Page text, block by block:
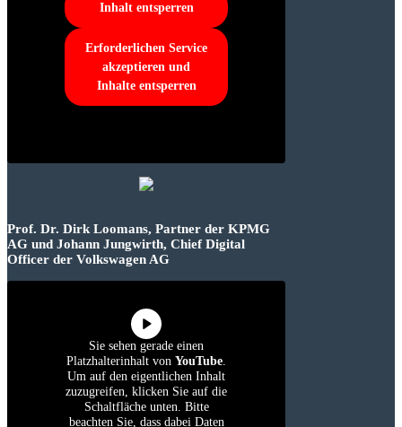
Inhalt entsperren
Erforderlichen Service
akzeptieren und
Inhalte entsperren
Prof. Dr. Dirk Loomans, Partner der KPMG
AG und Johann Jungwirth, Chief Digital
Officer der Volkswagen AG
Sie sehen gerade einen
Platzhalterinhalt von YouTube.
Um auf den eigentlichen Inhalt
zuzugreifen, klicken Sie auf die
Schaltfläche unten. Bitte
beachten Sie, dass dabei Daten